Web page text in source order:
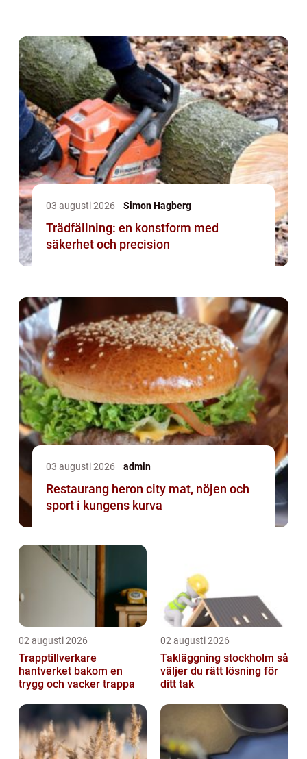
03 augusti 2026 Simon Hagberg
Trädfällning: en konstform med
säkerhet och precision
03 augusti 2026 admin
Restaurang heron city mat, nöjen och
sport i kungens kurva
02 augusti 2026
Trapptillverkare
hantverket bakom en
trygg och vacker trappa
02 augusti 2026
Takläggning stockholm så
väljer du rätt lösning för
ditt tak